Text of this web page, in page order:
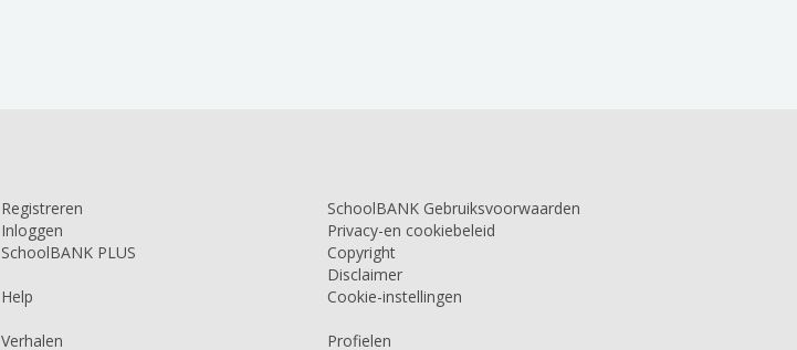
Registreren
Inloggen
SchoolBANK PLUS
Help
Verhalen
SchoolBANK Gebruiksvoorwaarden
Privacy-en cookiebeleid
Copyright
Disclaimer
Cookie-instellingen
Profielen